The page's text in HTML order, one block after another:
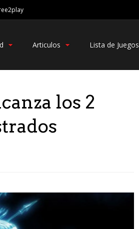
Articulos Lista de Juegos
los 2